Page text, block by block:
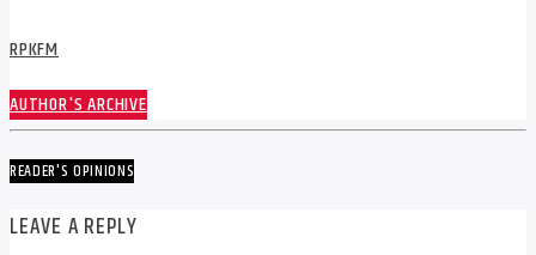
RPKFM
AUTHOR'S ARCHIVE
READER'S OPINIONS
LEAVE A REPLY